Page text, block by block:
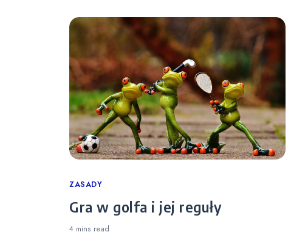
Categories
ZASADY
Gra w golfa i jej reguły
4 mins read